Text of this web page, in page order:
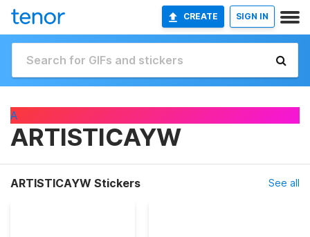
CREATE SIGN IN
A
ARTISTICAYW
ARTISTICAYW Stickers See all